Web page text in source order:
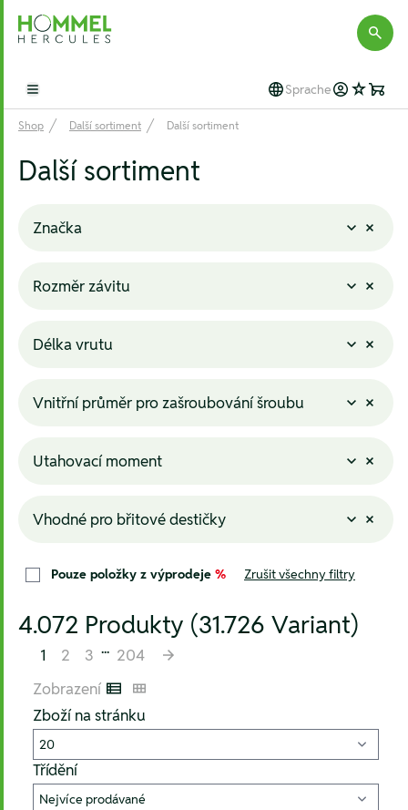
Hommel Hercules
Open main menu Sprache
Shop Další sortiment Další sortiment
Další sortiment
Značka
Rozměr závitu
Délka vrutu
Vnitřní průměr pro zašroubování šroubu
Utahovací moment
Vhodné pro břitové destičky
Pouze položky z výprodeje % Zrušit všechny filtry
4.072 Produkty (31.726 Variant)
1 2 3 ... 204
Zobrazení Listenansicht
Kachelansicht
Zboží na stránku
Třídění